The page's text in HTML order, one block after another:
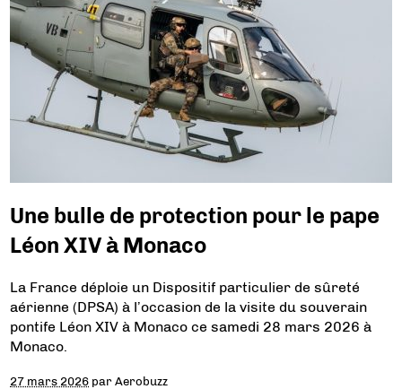
Une bulle de protection pour le pape
Léon XIV à Monaco
La France déploie un Dispositif particulier de sûreté
aérienne (DPSA) à l’occasion de la visite du souverain
pontife Léon XIV à Monaco ce samedi 28 mars 2026 à
Monaco.
27 mars 2026 parAerobuzz